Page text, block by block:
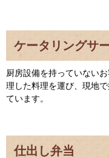
ケータリングサ
厨房設備を持っていない
理した料理を運び、現地
ています。
仕出し弁当